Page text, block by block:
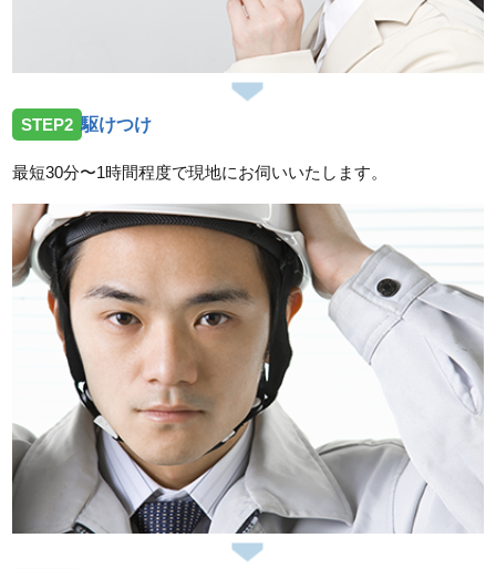
岡山県赤磐市上仁保へ屋外給水の水漏れ修理作業に伺
岡山県備前市香登西に台所蛇口交換作業に伺いまし
た。
2026/07/25
岡山県倉敷市玉島長尾にトイレ詰まり除去作業に伺い
ました。
スタッフの修理報告や事例の一覧はこちら
STEP2 駆けつけ
最短30分〜1時間程度で現地にお伺いいたします。